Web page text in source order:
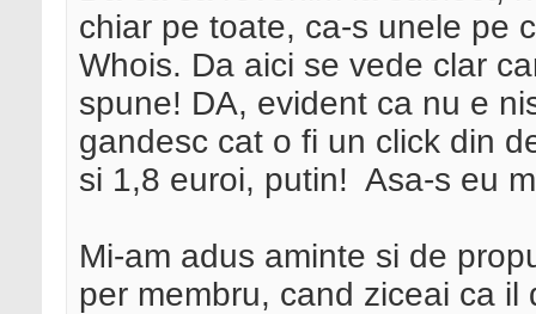
chiar pe toate, ca-s unele pe
Whois. Da aici se vede clar
spune! DA, evident ca nu e
gandesc cat o fi un click din
si 1,8 euroi, putin! Asa-s eu
Mi-am adus aminte si de
per membru, cand ziceai ca